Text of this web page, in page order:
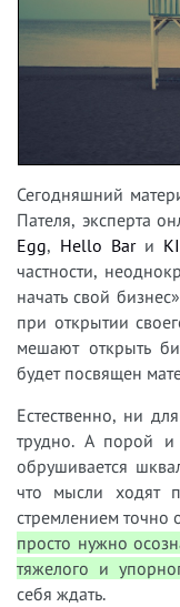
Сегодняшний
Пателя, эксперта
Egg, Hello Bar и
частности,
начать свой
при открытии
мешают открыть
будет посвящен
Естественно, ни
трудно. А порой и
обрушивается
что мысли ходят
стремлением точно
просто нужно
тяжелого и
себя ждать.